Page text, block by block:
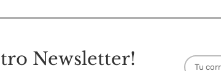
Newsletter!